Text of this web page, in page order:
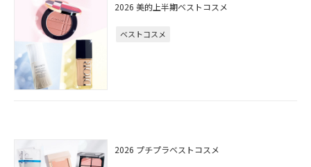
2026 美的上半期ベストコスメ
ベストコスメ
2026 プチプラベストコスメ